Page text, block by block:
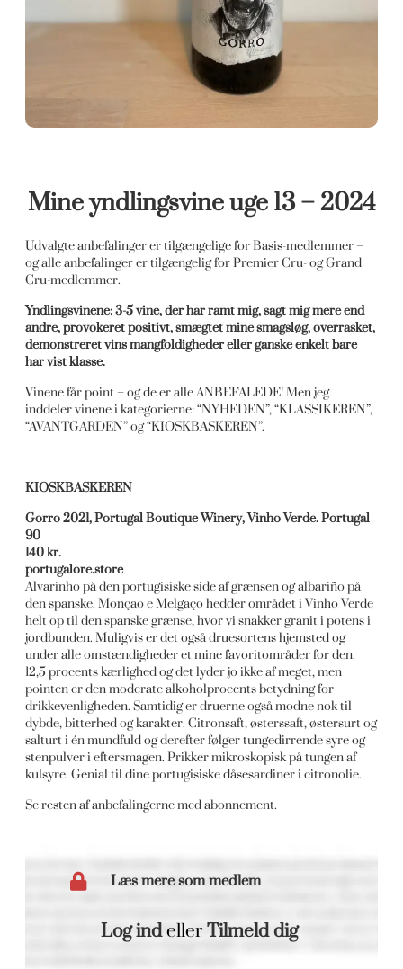
Mine yndlingsvine uge 13 – 2024
Udvalgte anbefalinger er tilgængelige for Basis-medlemmer –
og alle anbefalinger er tilgængelig for Premier Cru- og Grand
Cru-medlemmer.
Yndlingsvinene: 3-5 vine, der har ramt mig, sagt mig mere end
andre, provokeret positivt, smægtet mine smagsløg, overrasket,
demonstreret vins mangfoldigheder eller ganske enkelt bare
har vist klasse.
Vinene får point – og de er alle ANBEFALEDE! Men jeg
inddeler vinene i kategorierne: “NYHEDEN”, “KLASSIKEREN”,
“AVANTGARDEN” og “KIOSKBASKEREN”.
KIOSKBASKEREN
Gorro 2021, Portugal Boutique Winery, Vinho Verde. Portugal
90
140 kr.
portugalore.store
Alvarinho på den portugisiske side af grænsen og albariño på
den spanske. Monçao e Melgaço hedder området i Vinho Verde
helt op til den spanske grænse, hvor vi snakker granit i potens i
jordbunden. Muligvis er det også druesortens hjemsted og
under alle omstændigheder et mine favoritområder for den.
12,5 procents kærlighed og det lyder jo ikke af meget, men
pointen er den moderate alkoholprocents betydning for
drikkevenligheden. Samtidig er druerne også modne nok til
dybde, bitterhed og karakter. Citronsaft, østerssaft, østersurt og
salturt i én mundfuld og derefter følger tungedirrende syre og
stenpulver i eftersmagen. Prikker mikroskopisk på tungen af
kulsyre. Genial til dine portugisiske dåsesardiner i citronolie.
Se resten af anbefalingerne med abonnement.
Læs mere som medlem
Log indellerTilmeld dig